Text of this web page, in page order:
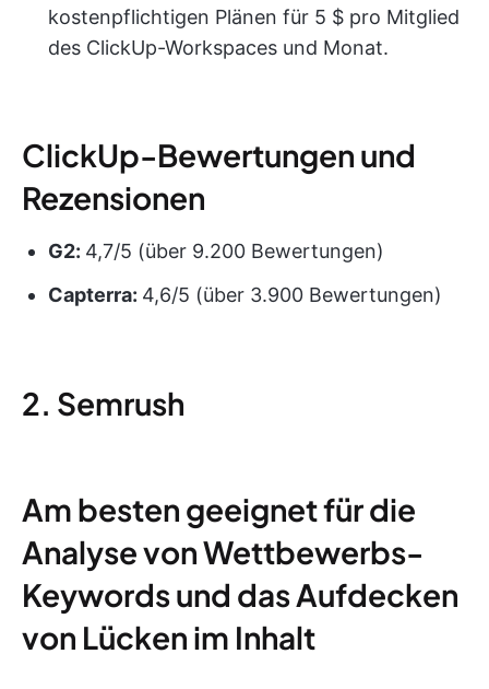
kostenpflichtigen Plänen für 5 $ pro Mitglied
des ClickUp-Workspaces und Monat.
ClickUp-Bewertungen und
Rezensionen
G2: 4,7/5 (über 9.200 Bewertungen)
Capterra: 4,6/5 (über 3.900 Bewertungen)
2. Semrush
Am besten geeignet für die
Analyse von Wettbewerbs-
Keywords und das Aufdecken
von Lücken im Inhalt